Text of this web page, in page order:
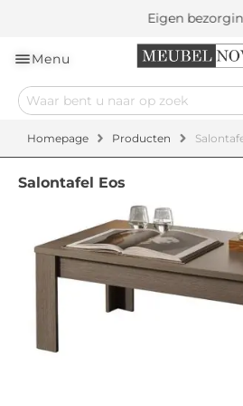
Eigen bezorging &
Menu
Homepage Producten
Salontafel Eos